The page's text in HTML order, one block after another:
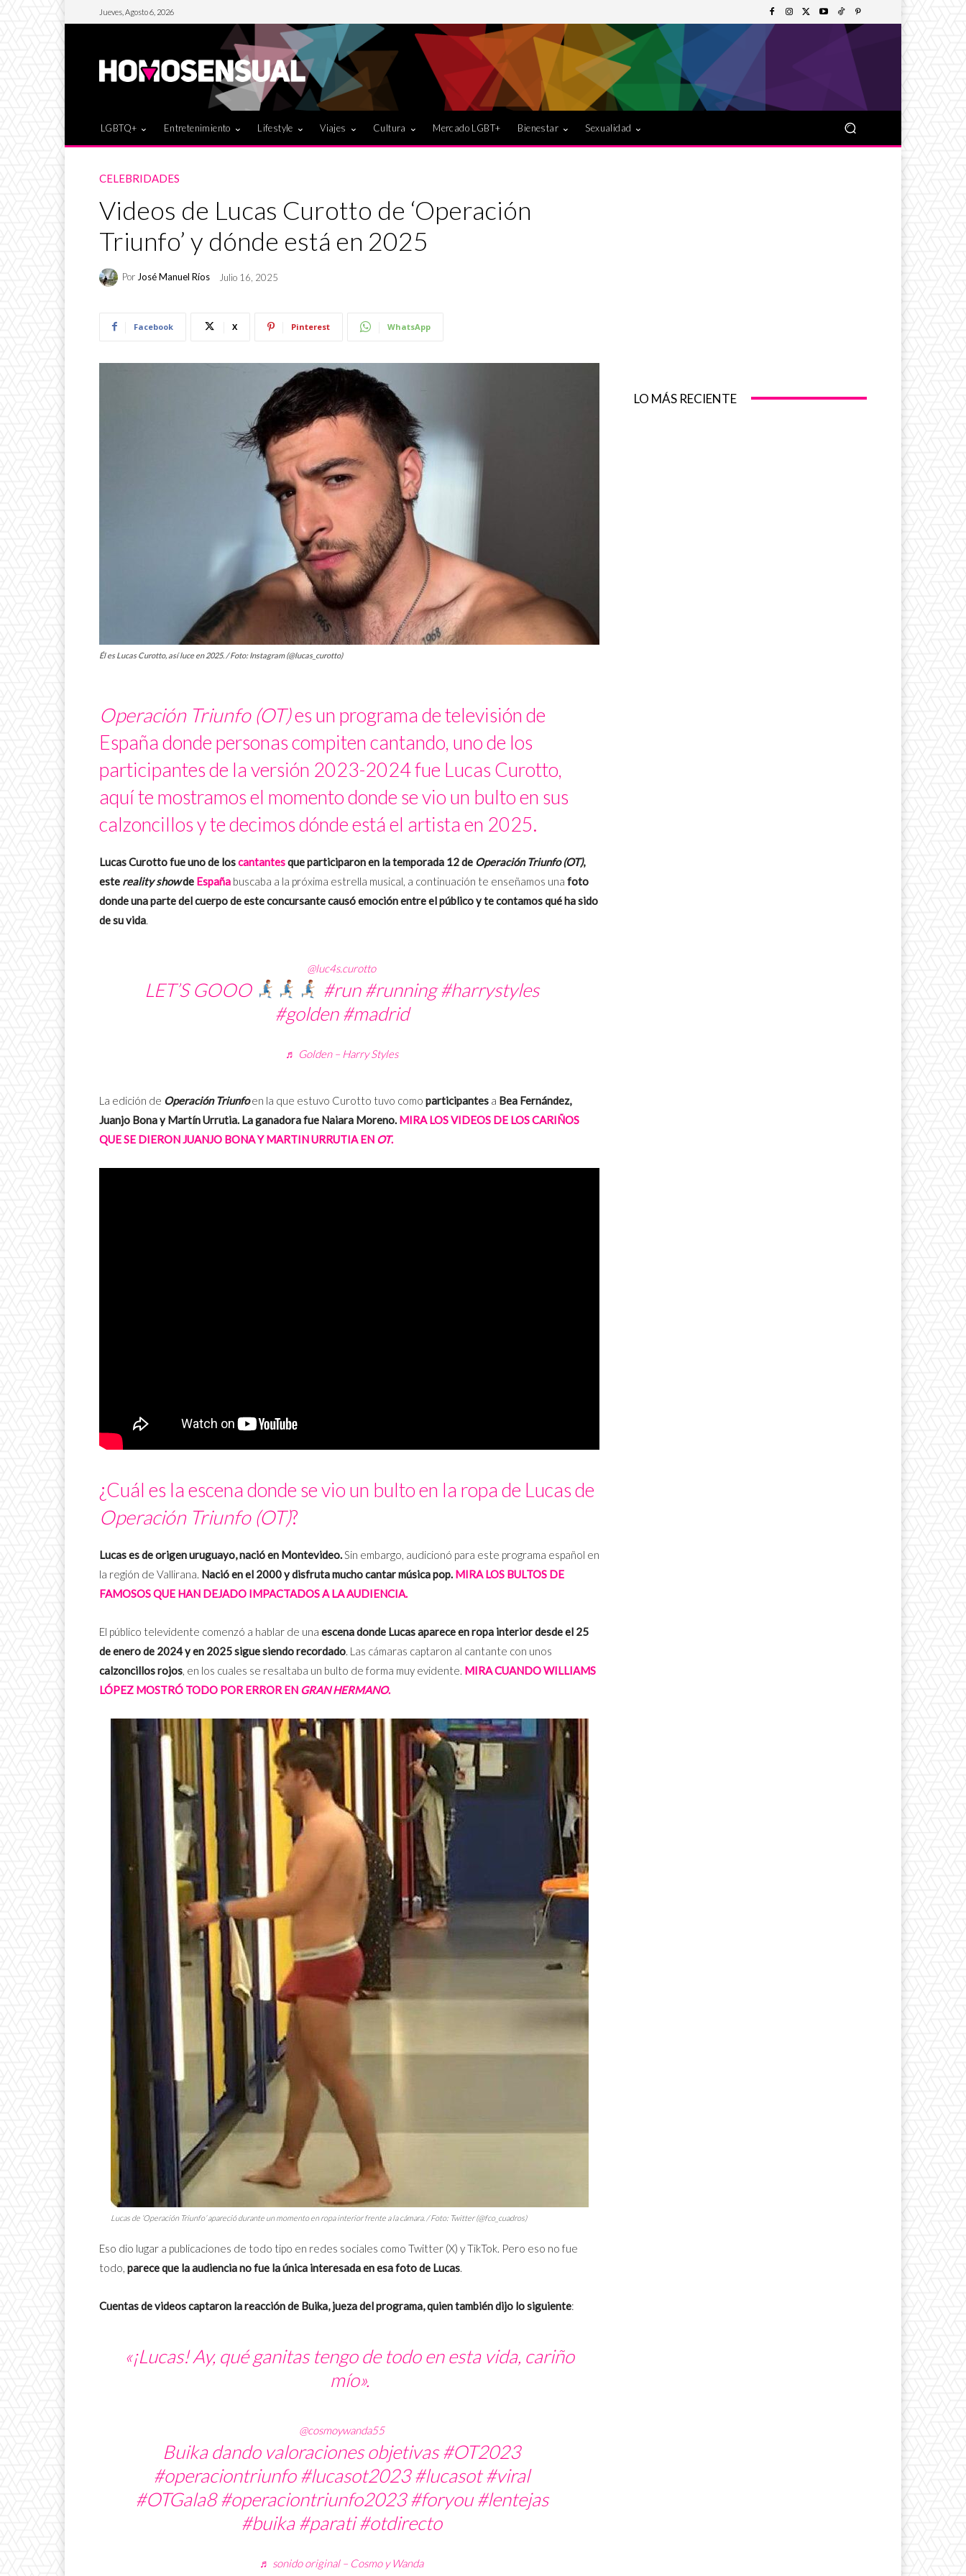
Jueves, Agosto 6, 2026
LGBTQ+ Entretenimiento Lifestyle Viajes Cultura Mercado LGBT+ Bienestar Sexualidad
CELEBRIDADES
Videos de Lucas Curotto de ‘Operación
Triunfo’ y dónde está en 2025
PorJosé Manuel Ríos Julio 16, 2025
Facebook X Pinterest WhatsApp
Él es Lucas Curotto, así luce en 2025. / Foto: Instagram (@lucas_curotto)
Operación Triunfo (OT)es un programa de televisión de
España donde personas compiten cantando, uno de los
participantes de la versión 2023-2024 fue Lucas Curotto,
aquí te mostramos el momento donde se vio un bulto en sus
calzoncillos y te decimos dónde está el artista en 2025.
Lucas Curotto fue uno de loscantantesque participaron en la temporada 12 de Operación Triunfo (OT),
este reality showde España buscaba a la próxima estrella musical, a continuación te enseñamos una foto
donde una parte del cuerpo de este concursante causó emoción entre el público y te contamos qué ha sido
de su vida.
@luc4s.curotto
LET’S GOOO #run #running #harrystyles
#golden #madrid
♬ Golden – Harry Styles
La edición de Operación Triunfo en la que estuvo Curotto tuvo como participantes a Bea Fernández,
Juanjo Bona y Martín Urrutia. La ganadora fue Naiara Moreno. MIRA LOS VIDEOS DE LOS CARIÑOS
QUE SE DIERON JUANJO BONA Y MARTIN URRUTIA EN OT.
¿Cuál es la escena donde se vio un bulto en la ropa de Lucas de
Operación Triunfo (OT)?
Lucas es de origen uruguayo, nació en Montevideo.Sin embargo, audicionó para este programa español en
la región de Vallirana. Nació en el 2000 y disfruta mucho cantar música pop. MIRA LOS BULTOS DE
FAMOSOS QUE HAN DEJADO IMPACTADOS A LA AUDIENCIA.
El público televidente comenzó a hablar de una escena donde Lucas aparece en ropa interior desde el 25
de enero de 2024 y en 2025 sigue siendo recordado. Las cámaras captaron al cantante con unos
calzoncillos rojos, en los cuales se resaltaba un bulto de forma muy evidente. MIRA CUANDO WILLIAMS
LÓPEZ MOSTRÓ TODO POR ERROR EN GRAN HERMANO.
Lucas de ‘Operación Triunfo’ apareció durante un momento en ropa interior frente a la cámara. / Foto: Twitter (@fco_cuadros)
Eso dio lugar a publicaciones de todo tipo en redes sociales como Twitter (X) y TikTok. Pero eso no fue
todo, parece que la audiencia no fue la única interesada en esa foto de Lucas.
Cuentas de videos captaron la reacción de Buika, jueza del programa, quien también dijo lo siguiente:
«¡Lucas! Ay, qué ganitas tengo de todo en esta vida, cariño
mío».
@cosmoywanda55
Buika dando valoraciones objetivas#OT2023
#operaciontriunfo #lucasot2023 #lucasot #viral
#OTGala8 #operaciontriunfo2023 #foryou #lentejas
#buika #parati #otdirecto
♬ sonido original – Cosmo y Wanda
LO MÁS RECIENTE